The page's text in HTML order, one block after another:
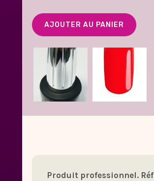
Produit professionnel. Réf